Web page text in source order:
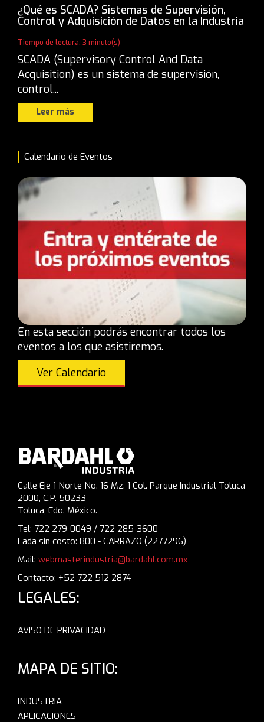
¿Qué es SCADA? Sistemas de Supervisión,
Control y Adquisición de Datos en la Industria
Tiempo de lectura: 3 minuto(s)
SCADA (Supervisory Control And Data
Acquisition) es un sistema de supervisión,
control...
Leer más
Calendario de Eventos
En esta sección podrás encontrar todos los
eventos a los que asistiremos.
Ver Calendario
Calle Eje 1 Norte No. 16 Mz. 1 Col. Parque Industrial Toluca
2000, C.P. 50233
Toluca, Edo. México.
Tel: 722 279-0049 / 722 285-3600
Lada sin costo: 800 - CARRAZO (2277296)
Mail: webmasterindustria@bardahl.com.mx
Contacto: +52 722 512 2874
LEGALES:
AVISO DE PRIVACIDAD
MAPA DE SITIO:
INDUSTRIA
APLICACIONES